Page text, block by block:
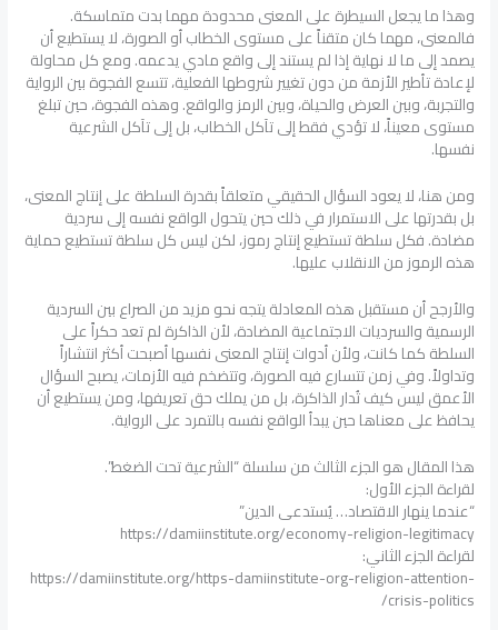
وهذا ما يجعل السيطرة على المعنى محدودة مهما بدت متماسكة.
فالمعنى، مهما كان متقناً على مستوى الخطاب أو الصورة، لا يستطيع أن
يصمد إلى ما لا نهاية إذا لم يستند إلى واقع مادي يدعمه. ومع كل محاولة
لإعادة تأطير الأزمة من دون تغيير شروطها الفعلية، تتسع الفجوة بين الرواية
والتجربة، وبين العرض والحياة، وبين الرمز والواقع. وهذه الفجوة، حين تبلغ
مستوى معيناً، لا تؤدي فقط إلى تآكل الخطاب، بل إلى تآكل الشرعية
نفسها.
ومن هنا، لا يعود السؤال الحقيقي متعلقاً بقدرة السلطة على إنتاج المعنى،
بل بقدرتها على الاستمرار في ذلك حين يتحول الواقع نفسه إلى سردية
مضادة. فكل سلطة تستطيع إنتاج رموز، لكن ليس كل سلطة تستطيع حماية
هذه الرموز من الانقلاب عليها.
والأرجح أن مستقبل هذه المعادلة يتجه نحو مزيد من الصراع بين السردية
الرسمية والسرديات الاجتماعية المضادة، لأن الذاكرة لم تعد حكراً على
السلطة كما كانت، ولأن أدوات إنتاج المعنى نفسها أصبحت أكثر انتشاراً
وتداولاً. وفي زمن تتسارع فيه الصورة، وتتضخم فيه الأزمات، يصبح السؤال
الأعمق ليس كيف تُدار الذاكرة، بل من يملك حق تعريفها، ومن يستطيع أن
يحافظ على معناها حين يبدأ الواقع نفسه بالتمرد على الرواية.
هذا المقال هو الجزء الثالث من سلسلة “الشرعية تحت الضغط”.
لقراءة الجزء الأول:
“عندما ينهار الاقتصاد… يُستدعى الدين”
https://damiinstitute.org/economy-religion-legitimacy
لقراءة الجزء الثاني:
https://damiinstitute.org/https-damiinstitute-org-religion-attention-
crisis-politics/